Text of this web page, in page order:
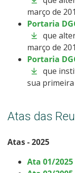
março de
Portaria
que
março de
Portaria
que
sua
Atas das
Atas - 2025
Ata 01/2025